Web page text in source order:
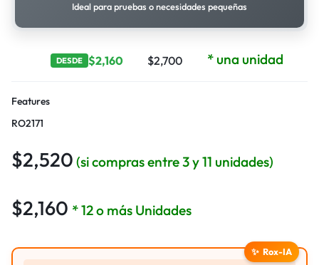
Ideal para pruebas o necesidades pequeñas
DESDE $2,160 $2,700 * una unidad
Features
RO2171
$2,520 (si compras entre 3 y 11 unidades)
$2,160 * 12 o más Unidades
✨ Rox-IA